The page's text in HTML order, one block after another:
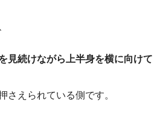
見続けながら上半身を横に向けて
さえられている側です。